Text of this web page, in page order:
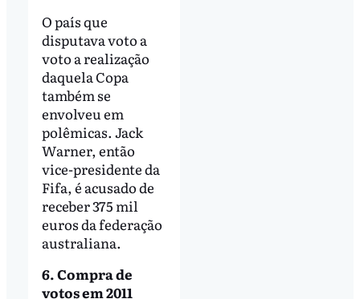
O país que
disputava voto a
voto a realização
daquela Copa
também se
envolveu em
polêmicas. Jack
Warner, então
vice-presidente da
Fifa, é acusado de
receber 375 mil
euros da federação
australiana.
6. Compra de
votos em 2011